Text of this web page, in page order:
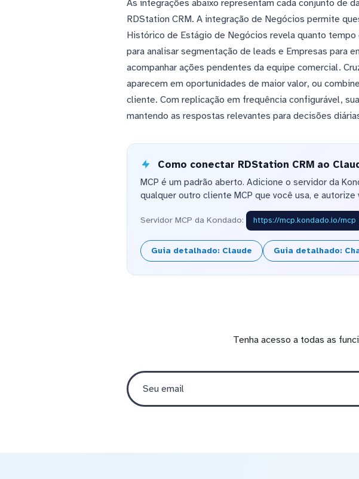
As integrações abaixo representam cada conjunto de
RDStation CRM. A integração de Negócios permite
Histórico de Estágio de Negócios revela quanto
para analisar segmentação de leads e Empresas para
acompanhar ações pendentes da equipe comercial.
aparecem em oportunidades de maior valor, ou
cliente. Com replicação em frequência configurável,
mantendo as respostas relevantes para decisões
Como conectar RDStation CRM ao
MCP é um padrão aberto. Adicione o servidor da
qualquer outro cliente MCP que você usa, e
Servidor MCP da Kondado: https://mcp.kondado.io/mcp
Guia detalhado: Claude Guia detalhado:
Tenha acesso a todas as